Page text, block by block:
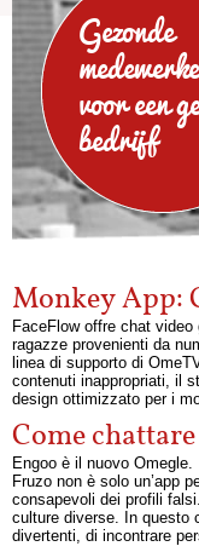
Gezonde
voor een
bedrijf
Monkey App:
FaceFlow offre chat
ragazze provenienti da
linea di supporto di
contenuti inappropriati, il
design ottimizzato per i
Come
Engoo è il nuovo Omegle.
Fruzo non è solo un’app
consapevoli dei profili
culture diverse. In questo
divertenti, di incontrare